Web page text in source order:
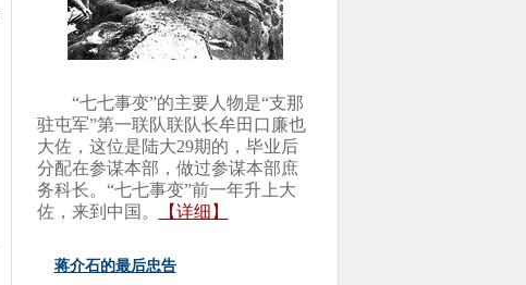
“七七事变”的主要人物是“支那
驻屯军”第一联队联队长牟田口廉也
大佐，这位是陆大29期的，毕业后
分配在参谋本部，做过参谋本部庶
务科长。“七七事变”前一年升上大
佐，来到中国。
【详细】
蒋介石的最后忠告